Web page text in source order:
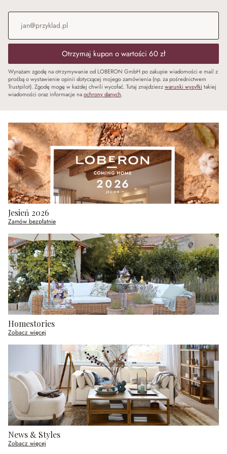
Adres e-mail
Otrzymaj kupon o wartości 60 zł
Wyrażam zgodę na otrzymywanie od LOBERON GmbH po zakupie wiadomości e mail z
prośbą o wystawienie opinii dotyczącej mojego zamówienia (np. za pośrednictwem
Trustpilot). Zgodę mogę w każdej chwili wycofać. Tutaj znajdzieszwarunki wysyłki takiej
wiadomości oraz informacje naochrony danych.
Jesień 2026
Zamów bezpłatnie
Homestories
Zobacz więcej
News & Styles
Zobacz więcej